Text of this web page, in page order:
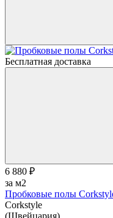
Бесплатная доставка
6 880 ₽
за м2
Пробковые полы
Corkstyle
(Швейцария)